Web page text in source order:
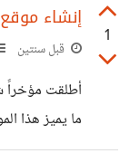
نريد آرائكم
الموضوع.
1
إنشاء
قبل سنتين
أطلقت
ما يميز هذا
الجاهزة وهو